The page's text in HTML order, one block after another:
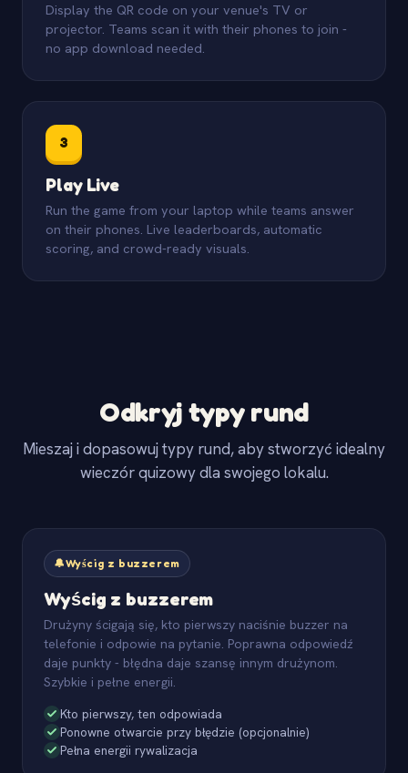
Display the QR code on your venue's TV or
projector. Teams scan it with their phones to join -
no app download needed.
3
Play Live
Run the game from your laptop while teams answer
on their phones. Live leaderboards, automatic
scoring, and crowd-ready visuals.
Odkryj typy rund
Mieszaj i dopasowuj typy rund, aby stworzyć idealny
wieczór quizowy dla swojego lokalu.
🔔Wyścig z buzzerem
Wyścig z buzzerem
Drużyny ścigają się, kto pierwszy naciśnie buzzer na
telefonie i odpowie na pytanie. Poprawna odpowiedź
daje punkty - błędna daje szansę innym drużynom.
Szybkie i pełne energii.
Kto pierwszy, ten odpowiada
Ponowne otwarcie przy błędzie (opcjonalnie)
Pełna energii rywalizacja